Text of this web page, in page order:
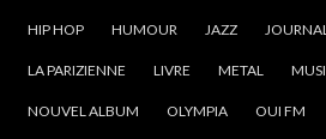
HIP HOP HUMOUR JAZZ
LA PARIZIENNE LIVRE METAL
NOUVEL ALBUM OLYMPIA OUI FM